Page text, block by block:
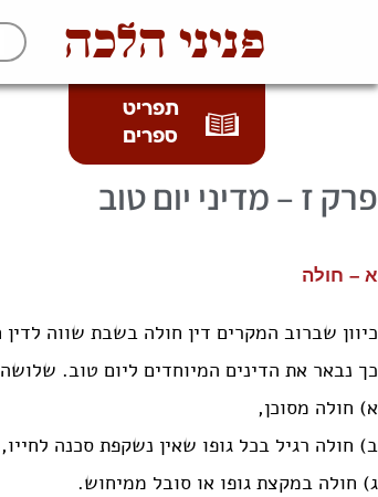
פניני הלכה
תפריט
ספרים
ז – מדיני יום טוב
א – חולה
כיוון שברוב המקרים דין חולה בשבת שווה
כך נבאר את הדינים המיוחדים ליום טוב.
א) חולה מסוכן,
ב) חולה רגיל בכל גופו שאין נשקפת סכנה לחייו,
ג) חולה במקצת גופו או סובל ממיחוש.